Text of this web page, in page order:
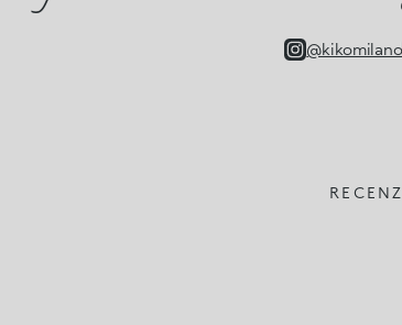
@kikomilano